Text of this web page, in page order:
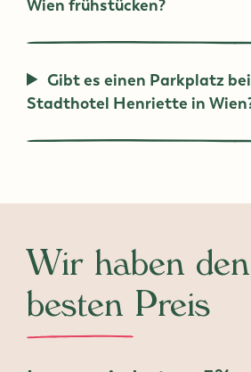
Wien frühstücken?
Gibt es einen Parkplatz
Stadthotel Henriette in
Wir haben den
besten Preis